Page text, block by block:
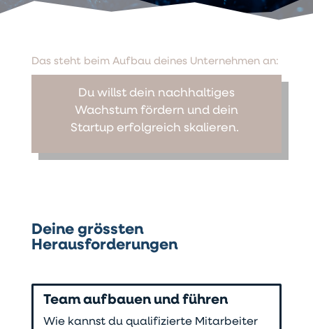
Das steht beim Aufbau deines Unternehmen an:
Du willst dein nachhaltiges
Wachstum fördern und dein
Startup erfolgreich skalieren.
Deine grössten
Herausforderungen
Team aufbauen und führen
Wie kannst du qualifizierte Mitarbeiter